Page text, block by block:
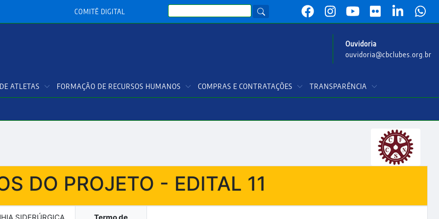
COMITÊ DIGITAL
Search
Ouvidoria
ouvidoria@cbclubes.org.br
ATLETAS FORMAÇÃO DE RECURSOS HUMANOS COMPRAS E CONTRATAÇÕES TRANSPARÊNCIA
DO PROJETO - EDITAL 11